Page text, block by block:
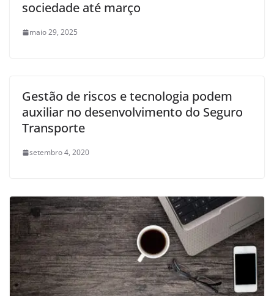
sociedade até março
maio 29, 2025
Gestão de riscos e tecnologia podem
auxiliar no desenvolvimento do Seguro
Transporte
setembro 4, 2020